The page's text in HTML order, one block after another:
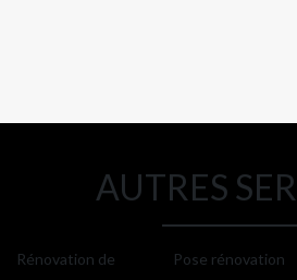
AUTRES
Rénovation de
Pose rénovation